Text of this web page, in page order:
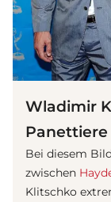
Wladimir
Panettiere
Bei diesem
zwischen
Klitschko